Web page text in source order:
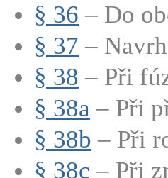
§ 36 – Do
§ 37 –
§ 38 – Při
§ 38a – Při
§ 38b – Při
§ 38c – Při